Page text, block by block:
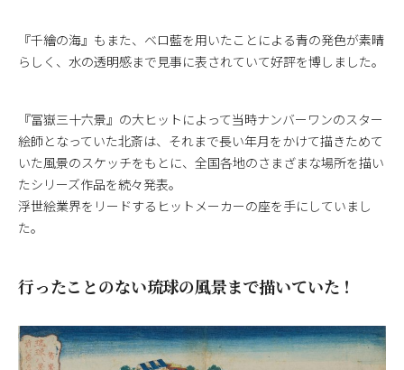
『千繪の海』もまた、ベロ藍を用いたことによる青の発色が素晴
らしく、水の透明感まで見事に表されていて好評を博しました。
『冨嶽三十六景』の大ヒットによって当時ナンバーワンのスター
絵師となっていた北斎は、それまで長い年月をかけて描きためて
いた風景のスケッチをもとに、全国各地のさまざまな場所を描い
たシリーズ作品を続々発表。
浮世絵業界をリードするヒットメーカーの座を手にしていまし
た。
行ったことのない琉球の風景まで描いていた！